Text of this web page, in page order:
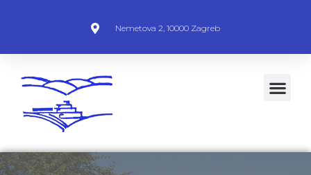
Nemetova 2, 10000 Zagreb